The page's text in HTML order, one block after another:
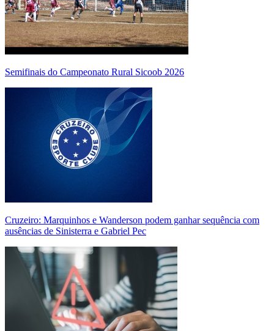
Semifinais do Campeonato Rural Sicoob 2026
Cruzeiro: Marquinhos e Wanderson podem ganhar sequência com
ausências de Sinisterra e Gabriel Pec